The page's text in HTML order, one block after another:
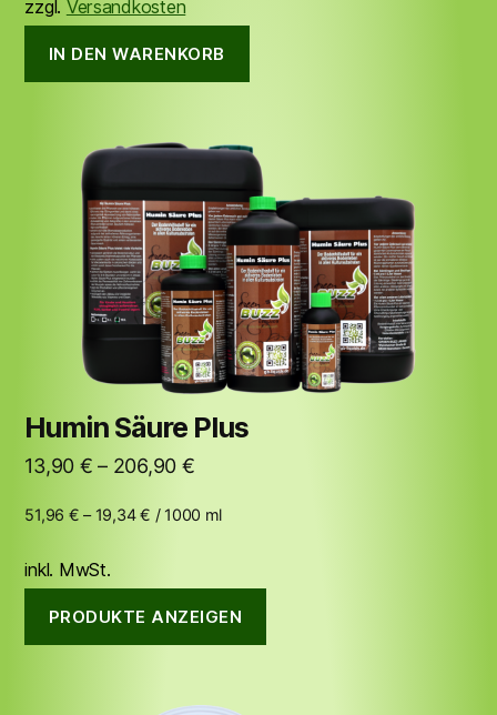
zzgl. Versandkosten
IN DEN WARENKORB
Humin Säure Plus
13,90 € – 206,90 €
51,96 € – 19,34€ / 1000 ml
inkl. MwSt.
PRODUKTE ANZEIGEN